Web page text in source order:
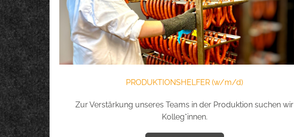
PRODUKTIONSHELFER (w/m/d)
Zur Verstärkung unseres Teams in der Produktion suchen wir
Kolleg*innen.